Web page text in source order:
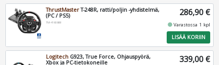
ThrustMasterT-248R, ratti/poljin -yhdistelmä,
(PC / PS5)
TM-4160869
286,90 €
fiber_manual_recordVarastossa 1 kpl
LISÄÄ KORIIN
Logitech G923, True Force, Ohjauspyörä,
Xbox ja PC-tietokoneille
339,00 €